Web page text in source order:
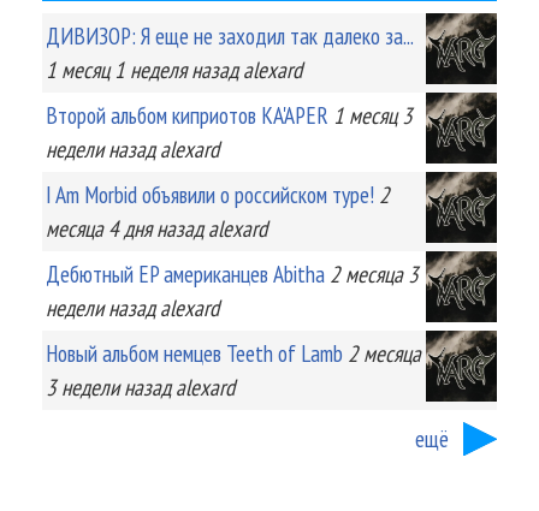
ДИВИЗОР: Я еще не заходил так далеко за...
1 месяц 1 неделяназад alexard
Второй альбом киприотов KA'APER 1 месяц 3
неделиназад alexard
I Am Morbid объявили о российском туре! 2
месяца 4 дняназад alexard
Дебютный EP американцев Abitha 2 месяца 3
неделиназад alexard
Новый альбом немцев Teeth of Lamb 2 месяца
3 неделиназад alexard
ещё